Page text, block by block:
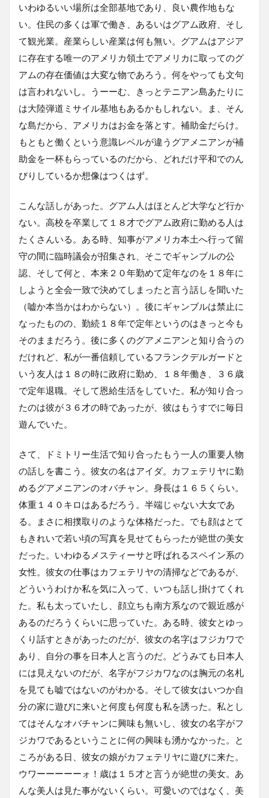
いわゆるいい場所は全部基地であり、良い農作地もな
い。住民の多くは軍で働き、あるいはグアム政府、そし
て観光業。産業らしい産業は何も無い。グアムはアジア
に存在する唯一のアメリカ領土でアメリカに取ってのグ
アムの存在価値は大変な物であろう。何をやっても文句
は言われないし。うーーむ、きっとテニアン島あたりに
は大陸弾道ミサイル基地もあるかもしれない。ま、そん
な島だから、アメリカはお金を落とす。補助金だらけ。
もともと働くという意識レベルが違うグアメニアンが補
助金を一杯もらっているのだから、どれだけ平和でのん
びりしているか想像はつくはず。
こんな話しがあった。グアム人はほとんど大学など行か
ない。高校を卒業して１８才でグアム政府に勤める人は
たくさんいる。ある時、知事がアメリカ本土へ行って留
守の間に臨時議会が招集され、そこでギャンブルの公
認、そして何と、本来２０年勤めて定年なのを１８年に
しようと全会一致で決めてしまったと言う話しを聞いた
（嘘か本当かはわからない）。後にギャンブルは禁止に
なったものの、勤続１８年で定年というのはきっと今も
そのままだろう。後に多くのグアメニアンと知り合うの
だけれど、私が一番信頼しているフランクデルガードと
いう友人は１８の時に政府に勤め、１８年働き、３６歳
で定年退職。そして恩給生活をしていた。私が知り合っ
たのは彼が３６才の時であったが、彼はもうすでに毎日
遊んでいた。
さて、ドミトリー生活で知り合ったもう一人の重要人物
の話しを書こう。彼女の名はアイダ。カフェテリヤに勤
めるグアメニアンのオバチャン。身長は１６５くらい。
体重１４０キロはあるだろう。半端じゃない大女であ
る。まさに相撲取りのような体格だった。でも顔はとて
もきれいで若い頃の写真を見せてもらったが絶世の美女
だった。いわゆるメスティーサと呼ばれるスペイン系の
女性。彼女の仕事はカフェテリヤの清掃などであるが、
どういうわけか私を気に入って、いつも話し掛けてくれ
た。私も太っていたし、顔立ちも南方系なので親近感が
あるのだろうくらいに思っていた。ある時、彼女とゆっ
くり話すときがあったのだが、彼女の名字はフジカワで
あり、自分の事を日本人と言うのだ。どうみても日本人
には見えないのだが、名字がフジカワなのは胸元の名札
を見ても嘘ではないのがわかる。そして彼女はいつか自
分の家に遊びに来いと何度も何度も私を誘った。私とし
てはそんなオバチャンに興味も無いし、彼女の名字がフ
ジカワであるということに何の興味も湧かなかった。と
ころがある日、彼女の娘がカフェテリヤに遊びに来た。
ウワーーーーーォ！歳は１５才と言うが絶世の美女。あ
んな美人は見た事がないくらい。可愛いのではなく、美